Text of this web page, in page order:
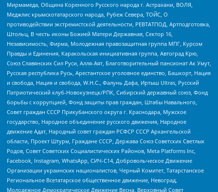
Мирмамеда, Община Коренного Русского народа г. Астрахани, ВОЛЯ,
Меджлис крымскотатарского народа, Рубеж Севера, ТОЙС, О
противодействии экстремистской деятельности, РЕВТАТПОД, Артподготовка,
Штольц, В честь иконы Божией Матери Державная, Сектор 16,
Независимость, Фирма, Молодежная правозащитная группа МПГ, Курсом
Правды и Единения, Каракольская инициативная группа, Автоград Крю,
Союз Славянских Сил Руси, Алля-Аят, Благотворительный пансионат Ак Умут,
Русская республика Русь, Арестантское уголовное единство, Башкорт, Нация
и свобода, Нация и свобода, W.H.С., Фалунь Дафа, Иртыш Ultras, Русский
Патриотический клуб-Новокузнецк/РПК, Сибирский державный союз, Фонд
борьбы с коррупцией, Фонд защиты прав граждан, Штабы Навального,
Совет граждан СССР Прикубанского округа г. Краснодара, Мужское
государство, Народное объединение русского движения, Народное
движение Адат, Народный совет граждан РСФСР СССР Архангельской
области, Проект Штурм, Граждане СССР, Держава Союз Советских Светлых
Родов, Совет Советских Социалистических Районов, Meta Platforms Inc,
Facebook, Instagram, WhatsApp, СИЧ-С14, Добровольческое Движение
Организации украинских националистов, Черный Комитет, Татарстанское
Региональное Всетатарское общественное движение, Невоград,
Молодежное Демократическое Движение Весна, Верховный Совет